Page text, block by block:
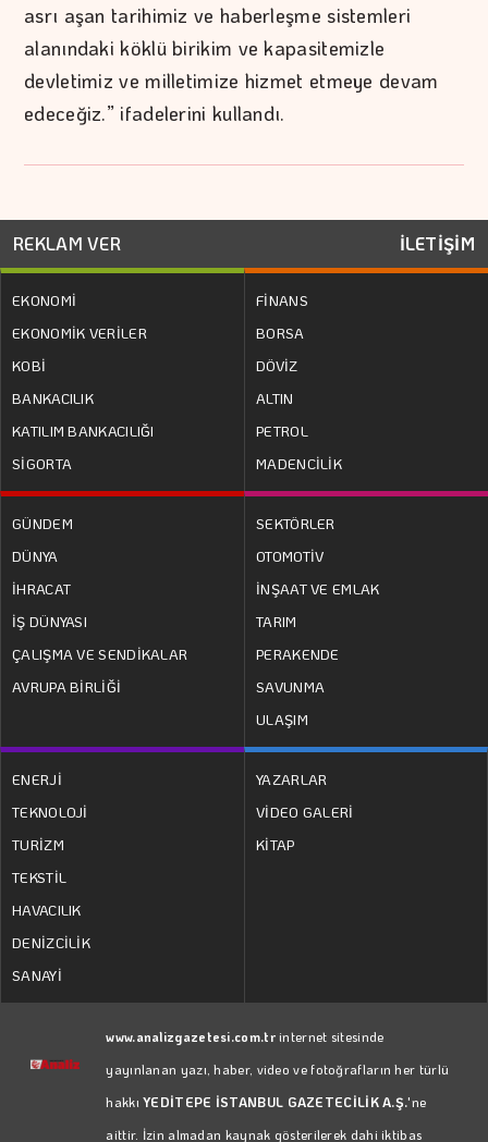
asrı aşan tarihimiz ve haberleşme sistemleri
alanındaki köklü birikim ve kapasitemizle
devletimiz ve milletimize hizmet etmeye devam
edeceğiz.” ifadelerini kullandı.
REKLAM VER İLETİŞİM
EKONOMİ
EKONOMİK VERİLER
KOBİ
BANKACILIK
KATILIM BANKACILIĞI
SİGORTA
FİNANS
BORSA
DÖVİZ
ALTIN
PETROL
MADENCİLİK
GÜNDEM
DÜNYA
İHRACAT
İŞ DÜNYASI
ÇALIŞMA VE SENDİKALAR
AVRUPA BİRLİĞİ
SEKTÖRLER
OTOMOTİV
İNŞAAT VE EMLAK
TARIM
PERAKENDE
SAVUNMA
ULAŞIM
ENERJİ
TEKNOLOJİ
TURİZM
TEKSTİL
HAVACILIK
DENİZCİLİK
SANAYİ
YAZARLAR
VİDEO GALERİ
KİTAP
www.analizgazetesi.com.trinternet sitesinde
yayınlanan yazı, haber, video ve fotoğrafların her türlü
hakkıYEDİTEPE İSTANBUL GAZETECİLİK A.Ş.'ne
aittir. İzin almadan kaynak gösterilerek dahi iktibas